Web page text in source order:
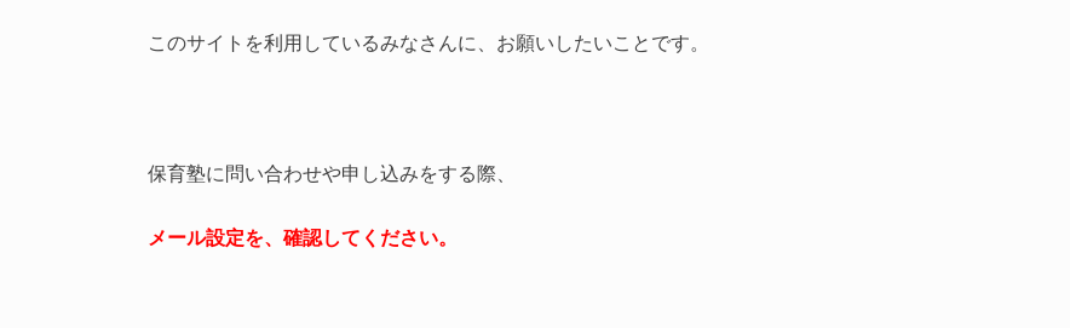
このサイトを利用しているみなさんに、お願いしたいことです。
保育塾に問い合わせや申し込みをする際、
メール設定を、確認してください。